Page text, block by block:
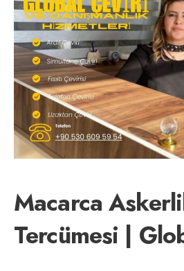
Macarca
Tercümesi |